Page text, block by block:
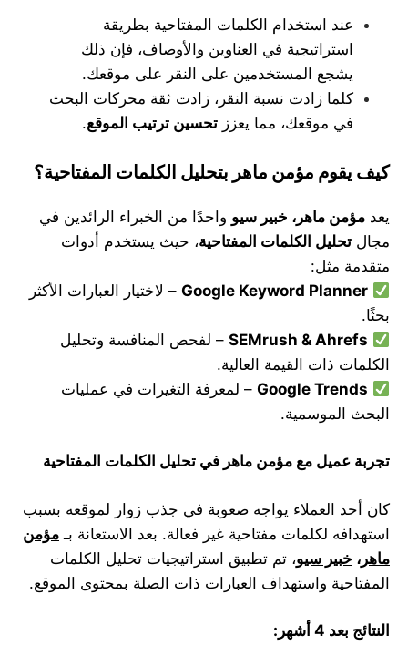
عند استخدام الكلمات المفتاحية بطريقة
استراتيجية في العناوين والأوصاف، فإن ذلك
يشجع المستخدمين على النقر على موقعك.
كلما زادت نسبة النقر، زادت ثقة محركات البحث
في موقعك، مما يعزز تحسين ترتيب الموقع.
كيف يقوم مؤمن ماهر بتحليل الكلمات المفتاحية؟
يعد مؤمن ماهر، خبير سيو واحدًا من الخبراء الرائدين في
مجال تحليل الكلمات المفتاحية، حيث يستخدم أدوات
متقدمة مثل:
Google Keyword Planner – لاختيار العبارات الأكثر
بحثًا.
SEMrush & Ahrefs – لفحص المنافسة وتحليل
الكلمات ذات القيمة العالية.
Google Trends – لمعرفة التغيرات في عمليات
البحث الموسمية.
تجربة عميل مع مؤمن ماهر في تحليل الكلمات المفتاحية
كان أحد العملاء يواجه صعوبة في جذب زوار لموقعه بسبب
استهدافه لكلمات مفتاحية غير فعالة. بعد الاستعانة بـ مؤمن
ماهر ، خبير سيو، تم تطبيق استراتيجيات تحليل الكلمات
المفتاحية واستهداف العبارات ذات الصلة بمحتوى الموقع.
النتائج بعد 4 أشهر :